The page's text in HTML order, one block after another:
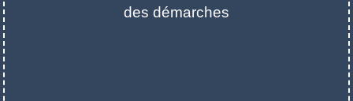
des démarches